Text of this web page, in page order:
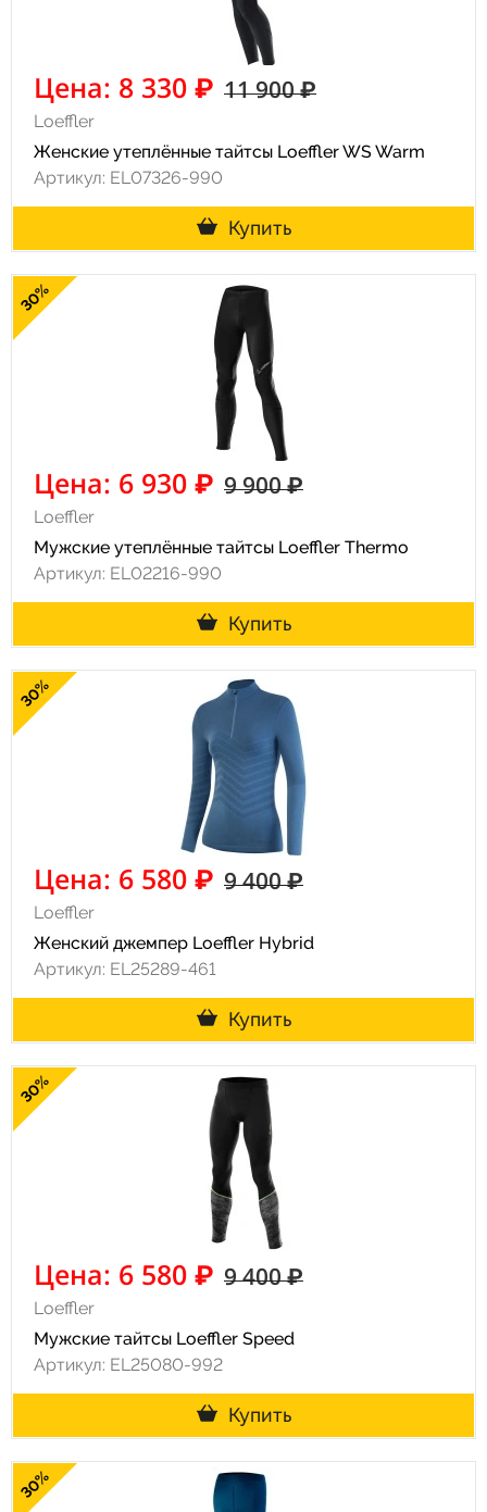
Цена: 8 330 ₽ 11 900 ₽
Loeffler
Женские утеплённые тайтсы Loeffler WS Warm
Артикул: EL07326-990
Купить
30%
Цена: 6 930 ₽ 9 900 ₽
Loeffler
Мужские утеплённые тайтсы Loeffler Thermo
Артикул: EL02216-990
Купить
30%
Цена: 6 580 ₽ 9 400 ₽
Loeffler
Женский джемпер Loeffler Hybrid
Артикул: EL25289-461
Купить
30%
Цена: 6 580 ₽ 9 400 ₽
Loeffler
Мужские тайтсы Loeffler Speed
Артикул: EL25080-992
Купить
30%